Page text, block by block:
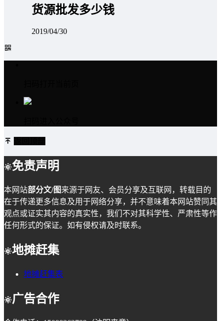
货源批发多少钱
2019/04/30
免责声明
本网站部分文/图来源于网友、会员分享及互联网，转载目的
在于传递更多信息及用于网络分享，并不意味着本网站赞同其
观点或证实其内容的真实性，我们不对其科学性、严肃性等作
任何形式的保证。如有侵权请及时联系。
地摊赶集
地摊赶集表
广告合作